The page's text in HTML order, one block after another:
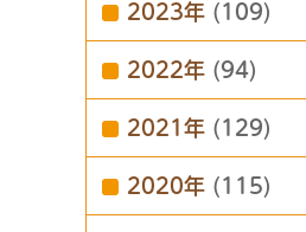
2023年 (109)
2022年 (94)
2021年 (129)
2020年 (115)